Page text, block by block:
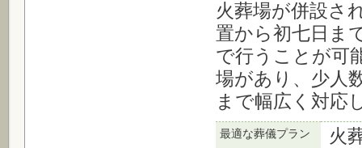
火葬場が併設さ
置から初七日ま
で行うことが可
場があり、少人
まで幅広く対応
最適な葬儀プラン
火